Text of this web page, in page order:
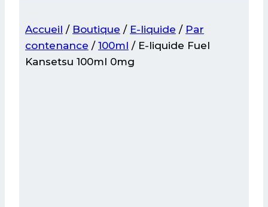
Accueil / Boutique / E-liquide / Par
contenance / 100ml / E-liquide Fuel
Kansetsu 100ml 0mg